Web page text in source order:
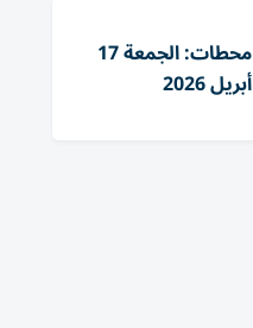
محطات: الجمعة 17
أبريل 2026